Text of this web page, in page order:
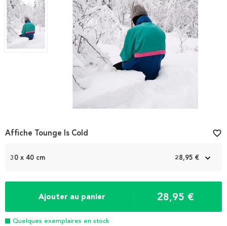
30 x 40 cm 28,95 €
Ajouter au panier 28,95 €
Quelques exemplaires en stock
Affiche Tounge Is Cold favorite_border